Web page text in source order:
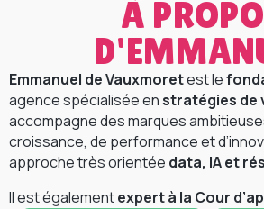
À
Emmanuel de Vauxmoretest le
agence spécialisée enstratégies de
accompagne des marques
croissance, de performance et
approche très orientée data, IA et
Il est égalementexpert à la Cour